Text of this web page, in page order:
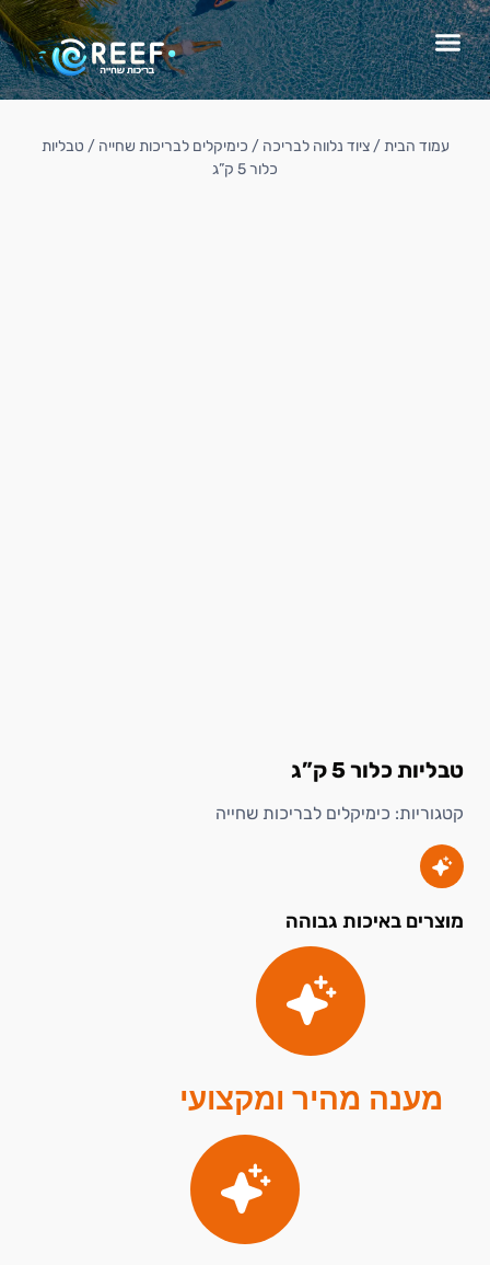
טבליות כלור 5 ק”ג
קטגוריות: כימיקלים לבריכות שחייה
מוצרים באיכות גבוהה
מענה מהיר ומקצועי
עמוד הבית/ציוד נלווה לבריכה / כימיקלים לבריכות שחייה / טבליות
כלור 5 ק”ג